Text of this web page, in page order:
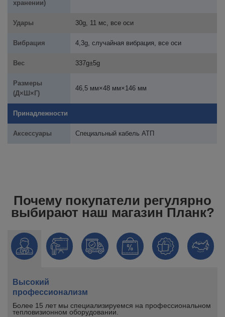
хранении)
Удары 30g, 11 мс, все оси
Вибрация 4,3g, случайная вибрация, все оси
Вес 337g±5g
Размеры
(Д×Ш×Г)
46,5 мм×48 мм×146 мм
Принадлежности
Аксессуары Специальный кабель АТП
Почему покупатели регулярно
выбирают наш магазин Планк?
Высокий
профессионализм
Более 15 лет мы специализируемся на профессиональном
тепловизионном оборудовании.